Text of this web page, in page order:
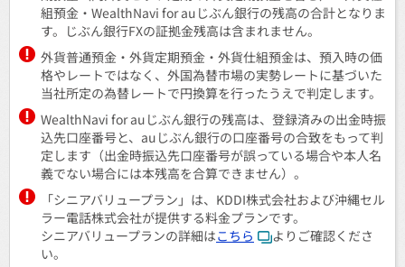
組預金・WealthNavi for auじぶん銀行の残高の合計となりま
す。じぶん銀行FXの証拠金残高は含まれません。
外貨普通預金・外貨定期預金・外貨仕組預金は、預入時の価
格やレートではなく、外国為替市場の実勢レートに基づいた
当社所定の為替レートで円換算を行ったうえで判定します。
WealthNavi for auじぶん銀行の残高は、登録済みの出金時振
込先口座番号と、auじぶん銀行の口座番号の合致をもって判
定します（出金時振込先口座番号が誤っている場合や本人名
義でない場合には本残高を合算できません）。
「シニアバリュープラン」は、KDDI株式会社および沖縄セル
ラー電話株式会社が提供する料金プランです。
シニアバリュープランの詳細はこちら
よりご確認くださ
い。